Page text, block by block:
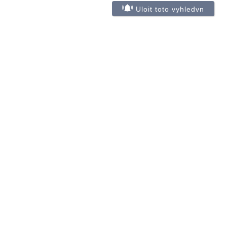
Uloit toto vyhledvn